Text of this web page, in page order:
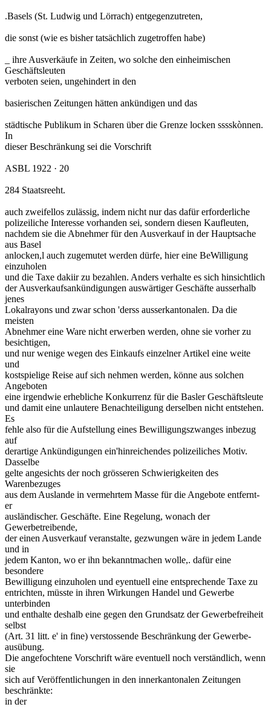
.Basels (St. Ludwig und Lörrach) entgegenzutreten,
die sonst (wie es bisher tatsächlich zugetroffen habe)
_ ihre Ausverkäufe in Zeiten, wo solche den einheimischen
Geschäftsleuten
verboten seien, ungehindert in den
basierischen Zeitungen hätten ankündigen und das
städtische Publikum in Scharen über die Grenze locken sssskònnen.
In
dieser Beschränkung sei die Vorschrift
ASBL 1922 · 20
284 Staatsreeht.
auch zweifellos zulässig, indem nicht nur das dafür erforderliche
polizeiliche Interesse vorhanden sei, sondern diesen Kaufleuten,
nachdem sie die Abnehmer für den Ausverkauf in der Hauptsache
aus Basel
anlocken,l auch zugemutet werden dürfe, hier eine BeWilligung
einzuholen
und die Taxe dakiir zu bezahlen. Anders verhalte es sich hinsichtlich
der Ausverkaufsankündigungen auswärtiger Geschäfte ausserhalb
jenes
Lokalrayons und zwar schon 'derss ausserkantonalen. Da die
meisten
Abnehmer eine Ware nicht erwerben werden, ohne sie vorher zu
besichtigen,
und nur wenige wegen des Einkaufs einzelner Artikel eine weite
und
kostspielige Reise auf sich nehmen werden, könne aus solchen
Angeboten
eine irgendwie erhebliche Konkurrenz für die Basler Geschäftsleute
und damit eine unlautere Benachteiligung derselben nicht entstehen.
Es
fehle also für die Aufstellung eines Bewilligungszwanges inbezug
auf
derartige Ankündigungen ein'hinreichendes polizeiliches Motiv.
Dasselbe
gelte angesichts der noch grösseren Schwierigkeiten des
Warenbezuges
aus dem Auslande in vermehrtem Masse für die Angebote entfernt-
er
ausländischer. Geschäfte. Eine Regelung, wonach der
Gewerbetreibende,
der einen Ausverkauf veranstalte, gezwungen wäre in jedem Lande
und in
jedem Kanton, wo er ihn bekanntmachen wolle,. dafür eine
besondere
Bewilligung einzuholen und eyentuell eine entsprechende Taxe zu
entrichten, müsste in ihren Wirkungen Handel und Gewerbe
unterbinden
und enthalte deshalb eine gegen den Grundsatz der Gewerbefreiheit
selbst
(Art. 31 litt. e' in fine) verstossende Beschränkung der Gewerbe-
ausübung.
Die angefochtene Vorschrift wäre eventuell noch verständlich, wenn
sie
sich auf Veröffentlichungen in den innerkantonalen Zeitungen
beschränkte:
in der